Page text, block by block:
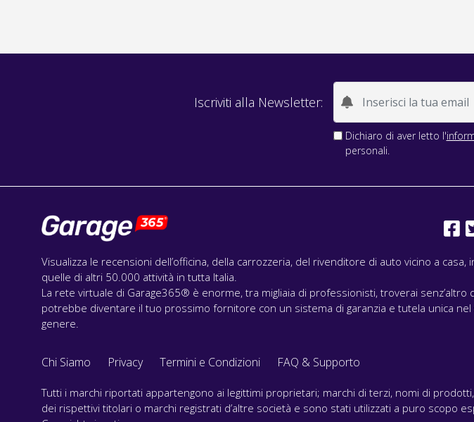
Iscriviti alla Newsletter:
Dichiaro di aver letto l'
personali.
Visualizza le recensioni dell’officina, della carrozzeria, del rivenditore di auto vicino a casa,
quelle di altri 50.000 attività in tutta Italia.
La rete virtuale di Garage365® è enorme, tra migliaia di professionisti, troverai senz’altro
potrebbe diventare il tuo prossimo fornitore con un sistema di garanzia e tutela unica nel
genere.
Chi Siamo Privacy Termini e Condizioni FAQ & Supporto
Tutti i marchi riportati appartengono ai legittimi proprietari; marchi di terzi, nomi di
dei rispettivi titolari o marchi registrati d’altre società e sono stati utilizzati a puro scopo